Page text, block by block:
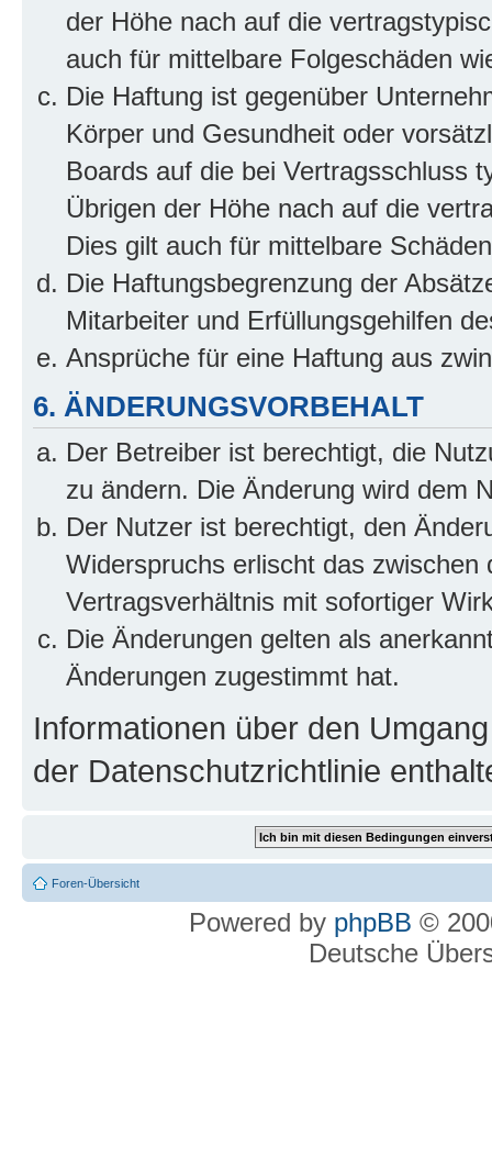
der Höhe nach auf die
auch für mittelbare Folgeschäden
Die Haftung ist gegenüber
Körper und Gesundheit oder
Boards auf die bei Vertragsschluss
Übrigen der Höhe nach auf die
Dies gilt auch für mittelbare
Die Haftungsbegrenzung der
Mitarbeiter und Erfüllungsgehilfen
Ansprüche für eine Haftung aus
6. ÄNDERUNGSVORBEHALT
Der Betreiber ist berechtigt, die
zu ändern. Die Änderung wird dem
Der Nutzer ist berechtigt, den
Widerspruchs erlischt das
Vertragsverhältnis mit sofortiger
Die Änderungen gelten als
Änderungen zugestimmt hat.
Informationen über den
der Datenschutzrichtlinie
Foren-Übersicht
Powered by phpBB ©
Deutsche